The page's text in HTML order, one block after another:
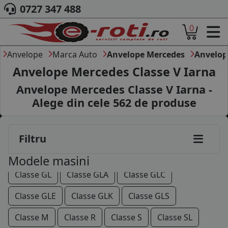
ACASA
DESPRE NOI
ANVELOPE
AUTO
CAMION
MOTO
MARCA AUTO
BLOG
B2B - COLABORARE COMPANII
CONT
0727 347 488
0
Anvelope Marca Auto Anvelope Mercedes
Anvelope Mercedes Classe V Iarna
Anvelope Mercedes Classe V Iarna -
Alege din cele 562de produse
Filtru
Modele masini
190 200 220 230 250 260
280
300
320 400 420 500
600
AMG GT
Citan Classe A
Classe B
Classe GL
Classe GLA
Classe GLC
Classe GLE
Classe GLK
Classe GLS
Classe M
Classe R Classe S
Classe SL